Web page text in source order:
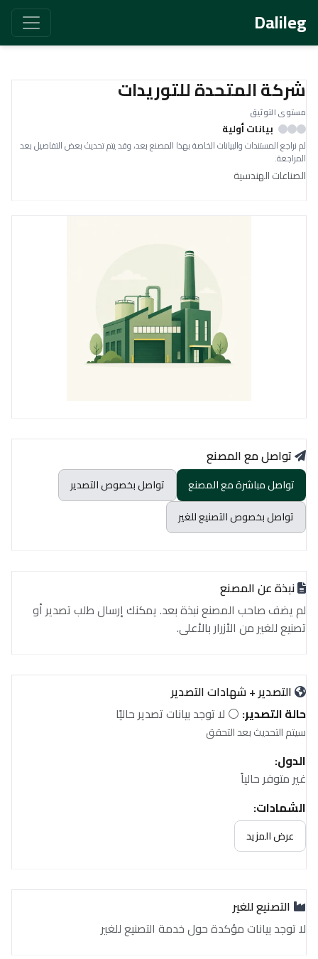
Dalileg
شركة المتحدة للتوريدات
مستوى التوثيق
بيانات أولية
لم نراجع المستندات والبيانات الخاصة بهذا المصنع بعد، وقد يتم تحديث بعض التفاصيل بعد
المراجعة.
الصناعات الهندسية
تواصل مع المصنع
تواصل مباشرة مع المصنع
تواصل بخصوص التصدير
تواصل بخصوص التصنيع للغير
نبذة عن المصنع
لم يضف صاحب المصنع نبذة بعد. يمكنك إرسال طلب تصدير أو
تصنيع للغير من الأزرار بالأعلى.
التصدير + شهادات التصدير
حالة التصدير: ⚪ لا توجد بيانات تصدير حاليًا
سيتم التحديث بعد التحقق
الدول:
غير متوفر حالياً
الشهادات:
غير متوفر حالياً
عرض المزيد
التصنيع للغير
لا توجد بيانات مؤكدة حول خدمة التصنيع للغير